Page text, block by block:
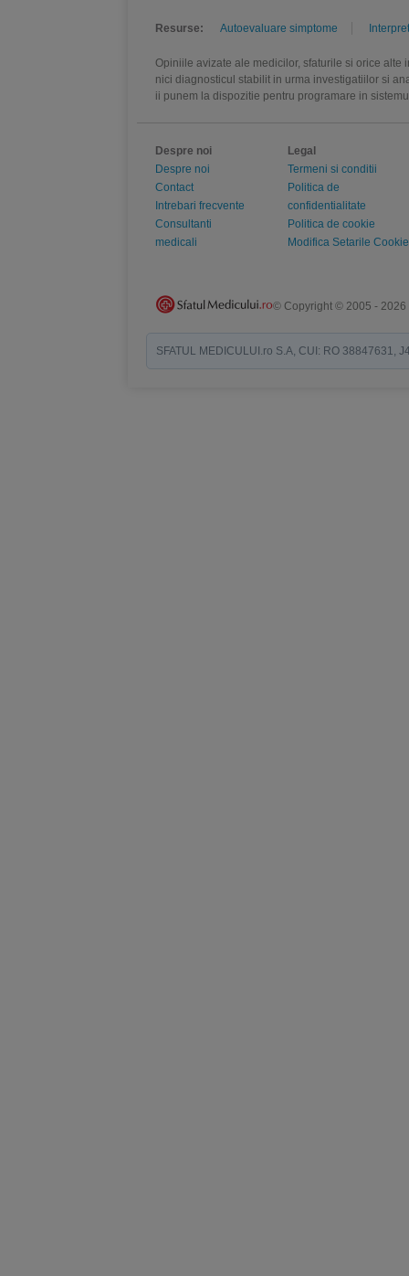
Resurse: Autoevaluare simptome
Opiniile avizate ale medicilor, sfaturile si orice
nici diagnosticul stabilit in urma investigatiilor si
ii punem la dispozitie pentru programare in
Despre noi
Despre noi
Contact
Intrebari frecvente
Consultanti
medicali
Legal
Termeni si conditii
Politica de
confidentialitate
Politica de cookie
Modifica Setarile Cookie
© Copyright © 2005 - 2026
SFATUL MEDICULUI.ro S.A, CUI: RO 38847631,